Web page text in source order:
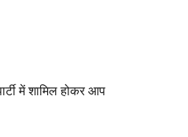
में शामिल होकर आप